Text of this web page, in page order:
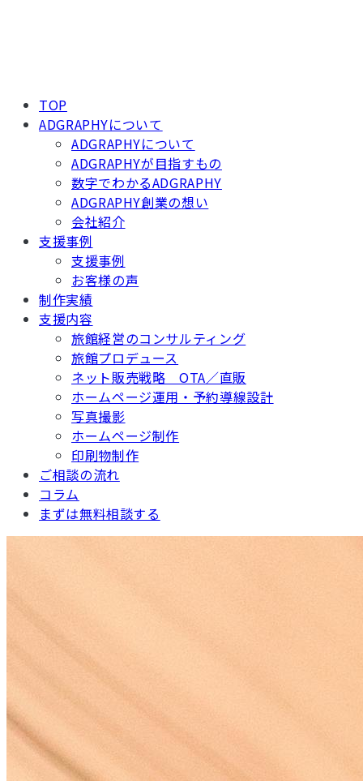
TOP
ADGRAPHYについて
ADGRAPHYについて
ADGRAPHYが目指すもの
数字でわかるADGRAPHY
ADGRAPHY創業の想い
会社紹介
支援事例
支援事例
お客様の声
制作実績
支援内容
旅館経営のコンサルティング
旅館プロデュース
ネット販売戦略 OTA／直販
ホームページ運用・予約導線設計
写真撮影
ホームページ制作
印刷物制作
ご相談の流れ
コラム
まずは無料相談する